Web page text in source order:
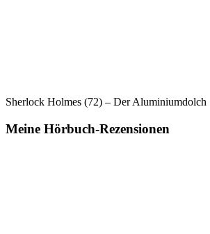
Sherlock Holmes (72) – Der Aluminiumdolch
Meine Hörbuch-Rezensionen